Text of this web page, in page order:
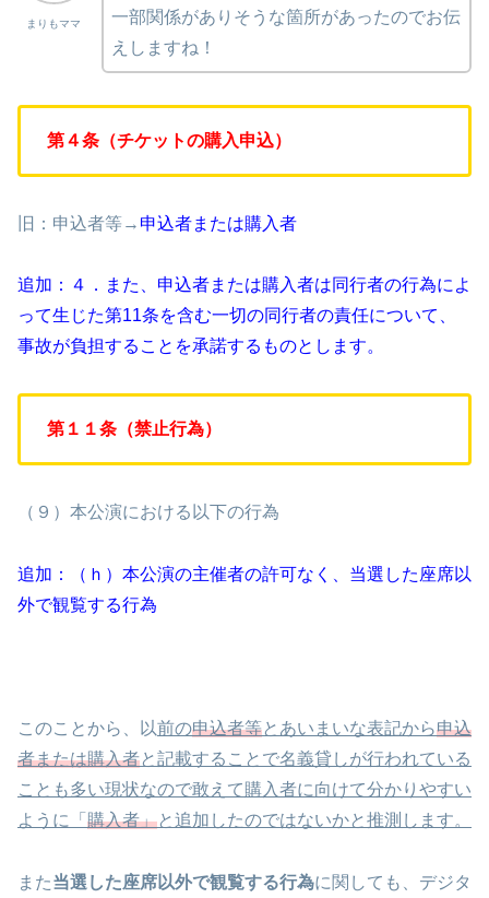
まりもママ
一部関係がありそうな箇所があったのでお伝
えしますね！
第４条（チケットの購入申込）
旧：申込者等→ 申込者または購入者
追加：４．また、申込者または購入者は同行者の行為によ
って生じた第11条を含む一切の同行者の責任について、
事故が負担することを承諾するものとします。
第１１条（禁止行為）
（９）本公演における以下の行為
追加：（ｈ）本公演の主催者の許可なく、当選した座席以
外で観覧する行為
このことから、以前の申込者等とあいまいな表記から申込
者または購入者と記載することで名義貸しが行われている
ことも多い現状なので敢えて購入者に向けて分かりやすい
ように「 購入者」と追加したのではないかと推測します。
また当選した座席以外で観覧する行為に関しても、デジタ